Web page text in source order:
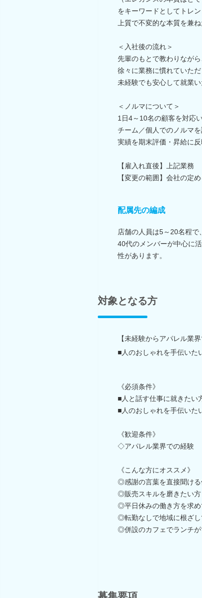
をキーワードとしてトレ
上質で不変的な本質を兼
＜入社後の流れ＞
先輩のもとで教わりながら
徐々に業務に慣れていただ
未経験でも安心して就業い
＜ノルマについて＞
1日4～10名の顧客を対応
チーム／個人でのノルマを
実績を期末評価・昇給に反
【雇入れ直後】上記業務
【変更の範囲】会社の定
配属先の編成
店舗の人員は5～20名程
40代のメンバーが中心に
性があります。
対象となる方
【未経験からアパレル業
■人のおしゃれを手伝い
《必須条件》
■人と話す仕事に就きたい
■人のおしゃれを手伝いた
《歓迎条件》
◇アパレル業界での経験
《こんな方にオススメ》
◎感謝の言葉を直接聞け
◎販売スキルを磨きたい方
◎平日休みの働き方を求
◎転勤なしで地域に根ざ
◎併設のカフェでランチ
募集要項